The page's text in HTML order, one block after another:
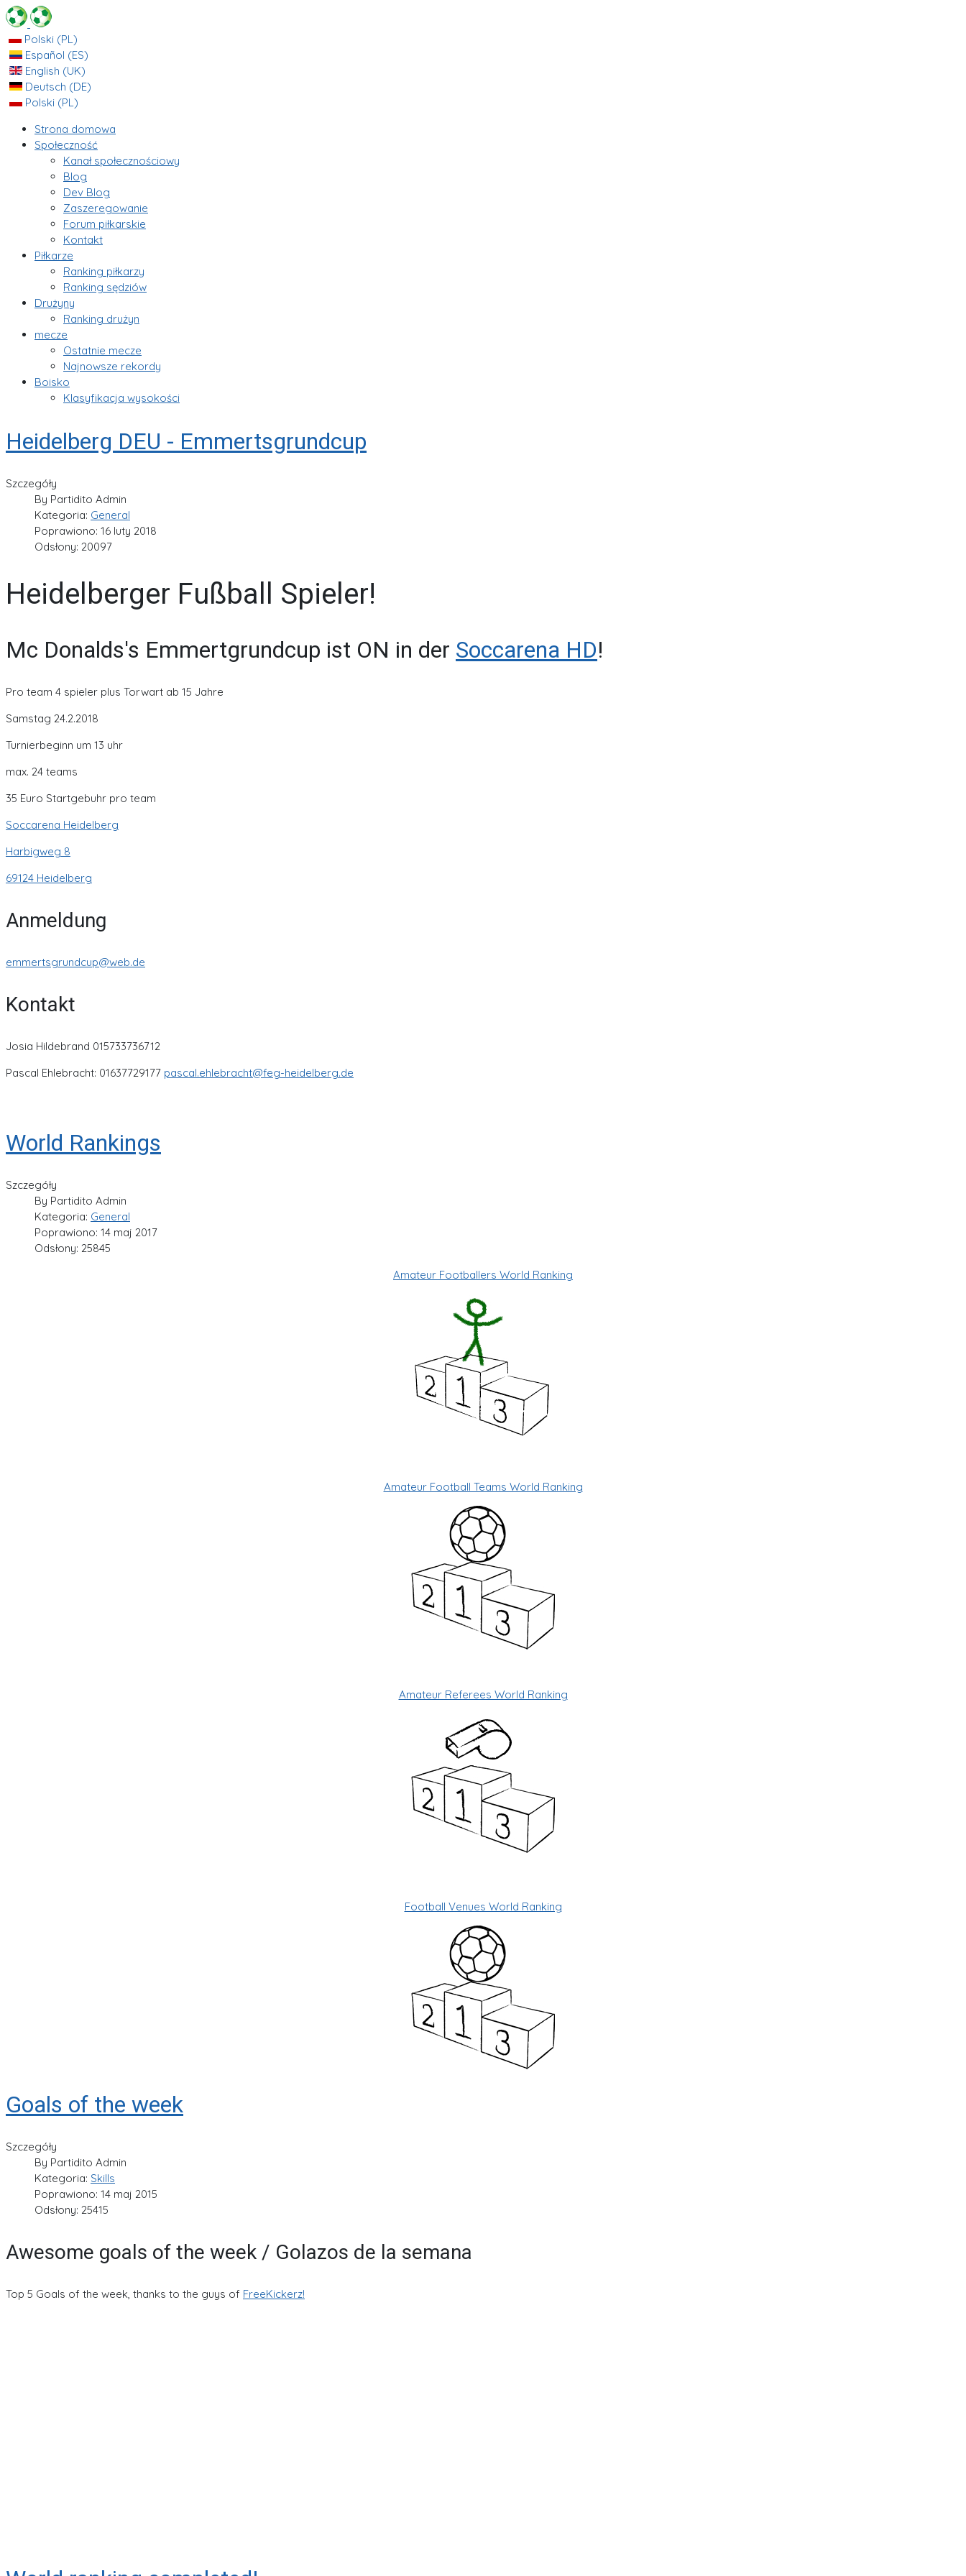
Polski (PL)
Español (ES)
English (UK)
Deutsch (DE)
Polski (PL)
Strona domowa
Społeczność
Kanał społecznościowy
Blog
Dev Blog
Zaszeregowanie
Forum piłkarskie
Kontakt
Piłkarze
Ranking piłkarzy
Ranking sędziów
Drużyny
Ranking drużyn
mecze
Ostatnie mecze
Najnowsze rekordy
Boisko
Klasyfikacja wysokości
Heidelberg DEU - Emmertsgrundcup
Szczegóły
By Partidito Admin
Kategoria: General
Poprawiono: 16 luty 2018
Odsłony: 20097
Heidelberger Fußball Spieler!
Mc Donalds's Emmertgrundcup ist ON in der Soccarena HD!
Pro team 4 spieler plus Torwart ab 15 Jahre
Samstag 24.2.2018
Turnierbeginn um 13 uhr
max. 24 teams
35 Euro Startgebuhr pro team
Soccarena Heidelberg
Harbigweg 8
69124 Heidelberg
Anmeldung
emmertsgrundcup@web.de
Kontakt
Josia Hildebrand 015733736712
Pascal Ehlebracht: 01637729177 pascal.ehlebracht@feg-heidelberg.de
World Rankings
Szczegóły
By Partidito Admin
Kategoria: General
Poprawiono: 14 maj 2017
Odsłony: 25845
Amateur Footballers World Ranking
Amateur Football Teams World Ranking
Amateur Referees World Ranking
Football Venues World Ranking
Goals of the week
Szczegóły
By Partidito Admin
Kategoria: Skills
Poprawiono: 14 maj 2015
Odsłony: 25415
Awesome goals of the week / Golazos de la semana
Top 5 Goals of the week, thanks to the guys of FreeKickerz!